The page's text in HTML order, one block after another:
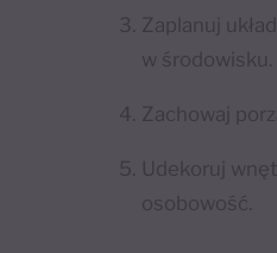
Zaplanuj
w środowisku.
Zachowaj
Udekoruj
osobowość.